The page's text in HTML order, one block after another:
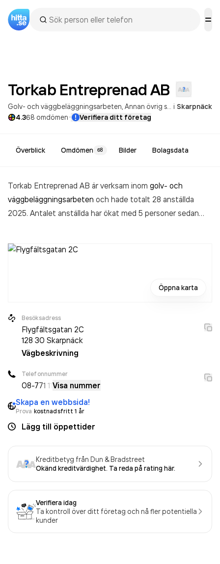
Torkab Entreprenad AB
Golv- och väggbeläggningsarbeten Annan övrig specialiserad bygg- och anläggningsverksamhet i Skarpnäck
4.368 omdömen· Verifiera ditt företag
Överblick Omdömen 68 Bilder Bolagsdata
Torkab Entreprenad AB är verksam inom golv- och
väggbeläggningsarbeten och hade totalt 28 anställda
2025. Antalet anställda har ökat med 5 personer sedan
Entreprenad AB omsatte 83 711 000,00 kr
Öppna karta
Besöksadress
Flygfältsgatan 2C
128 30 Skarpnäck
Vägbeskrivning
Telefonnummer
08-771 11Visa nummer
Skapa en webbsida!
Prova kostnadsfritt 1 år
Lägg till öppettider
Kreditbetyg från Dun & Bradstreet
Okänd kreditvärdighet. Ta reda på rating här.
Verifiera idag
Ta kontroll över ditt företag och nå fler potentiella
kunder